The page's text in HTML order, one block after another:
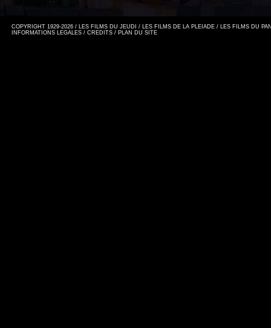
COPYRIGHT 1929-2026 / LES FILMS DU JEUDI / LES FILMS DE LA PLEIADE / LES FILMS DU
INFORMATIONS LEGALES / CREDITS / PLAN DU SITE